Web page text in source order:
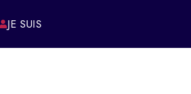
JE SUIS